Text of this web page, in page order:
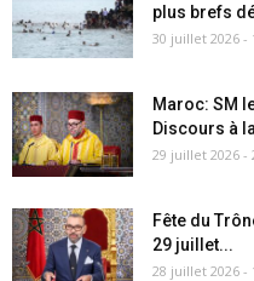
plus brefs
30 juillet 2026 -
Maroc: SM
Discours à
29 juillet 2026 -
Fête du
29 juillet...
28 juillet 2026 -